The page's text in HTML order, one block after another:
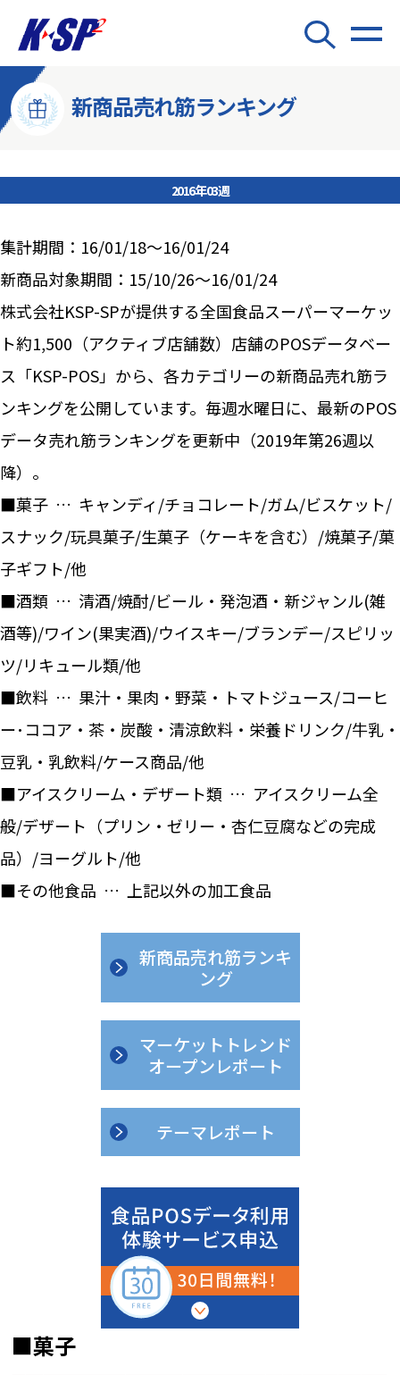
新商品売れ筋ランキング
2016年03週
集計期間：16/01/18～16/01/24
新商品対象期間：15/10/26～16/01/24
株式会社KSP-SPが提供する全国食品スーパーマーケッ
ト約1,500（アクティブ店舗数）店舗のPOSデータベー
ス「KSP-POS」から、各カテゴリーの新商品売れ筋ラ
ンキングを公開しています。毎週水曜日に、最新のPOS
データ売れ筋ランキングを更新中（2019年第26週以
降）。
■菓子 … キャンディ/チョコレート/ガム/ビスケット/
スナック/玩具菓子/生菓子（ケーキを含む）/焼菓子/菓
子ギフト/他
■酒類 … 清酒/焼酎/ビール・発泡酒・新ジャンル(雑
酒等)/ワイン(果実酒)/ウイスキー/ブランデー/スピリッ
ツ/リキュール類/他
■飲料 … 果汁・果肉・野菜・トマトジュース/コーヒ
ー･ココア・茶・炭酸・清涼飲料・栄養ドリンク/牛乳・
豆乳・乳飲料/ケース商品/他
■アイスクリーム・デザート類 … アイスクリーム全
般/デザート（プリン・ゼリー・杏仁豆腐などの完成
品）/ヨーグルト/他
■その他食品 … 上記以外の加工食品
新商品売れ筋ランキ
ング
マーケットトレンド
オープンレポート
テーマレポート
■菓子